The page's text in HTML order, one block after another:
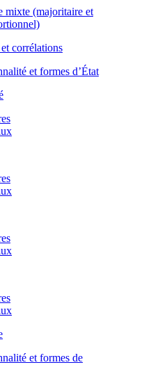
mixte (majoritaire et
corrélations
et formes d’État
et formes de